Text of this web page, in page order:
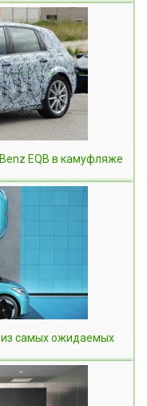
EQB в камуфляже
из самых ожидаемых